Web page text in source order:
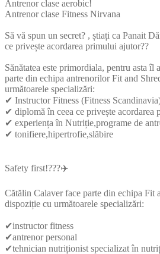
Antrenor clase aerobic!
Antrenor clase Fitness Nirvana
Să vă spun un secret? , știați ca Panait
ce privește acordarea primului ajutor??
Sănătatea este primordiala, pentru asta îl
parte din echipa antrenorilor Fit and
următoarele specializări:
✔ Instructor Fitness (Fitness
✔ diplomă în ceea ce privește acordarea
✔ experiența în Nutriție,programe de
✔ tonifiere,hipertrofie,slăbire
Safety first!?‍??‍✈️
Cătălin Calaver face parte din echipa Fit
dispoziție cu următoarele specializări:
✔instructor fitness
✔antrenor personal
✔tehnician nutriționist specializat în